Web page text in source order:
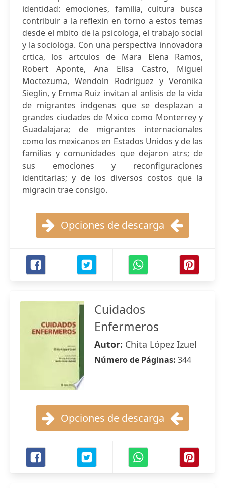
identidad: emociones, familia, cultura busca
contribuir a la reflexin en torno a estos temas
desde el mbito de la psicologa, el trabajo social
y la sociologa. Con una perspectiva innovadora
crtica, los artculos de Mara Elena Ramos,
Robert Aponte, Ana Elisa Castro, Miguel
Moctezuma, Wendoln Rodriguez y Veronika
Sieglin, y Emma Ruiz invitan al anlisis de la vida
de migrantes indgenas que se desplazan a
grandes ciudades de Mxico como Monterrey y
Guadalajara; de migrantes internacionales
como los mexicanos en Estados Unidos y de las
familias y comunidades que dejaron atrs; de
sus emociones y reconfiguraciones
identitarias; y de los diversos costos que la
migracin trae consigo.
Opciones de descarga
Cuidados
Enfermeros
Autor: Chita López Izuel
Número de Páginas: 344
Opciones de descarga